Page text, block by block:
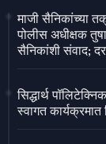
माजी सैनिकांच्या
पोलीस अधीक्षक
सैनिकांशी संवाद;
सिद्धार्थ
स्वागत